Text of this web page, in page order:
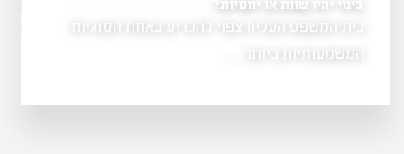
פרויקט להצלחה?
בינוי יהיו שוות או יחסיות?
בית המשפט העליון צפוי להכריע באחת הסוגיות
המשמעותיות ביותר…